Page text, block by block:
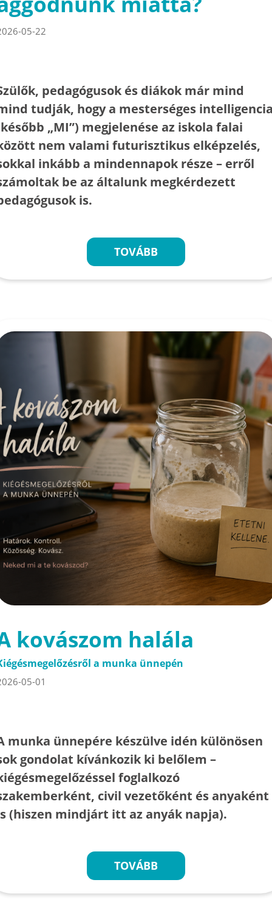
05-22
pedagógusok és diákok már mind
tudják, hogy a mesterséges
„MI”) megjelenése az iskola falai
nem valami futurisztikus elképzelés,
inkább a mindennapok része – erről
be az általunk megkérdezett
is.
TOVÁBB
kovászom halála
a munka ünnepén
05-01
munka ünnepére készülve idén különösen
gondolat kívánkozik ki belőlem –
foglalkozó
civil vezetőként és anyaként
(hiszen mindjárt itt az anyák napja).
TOVÁBB